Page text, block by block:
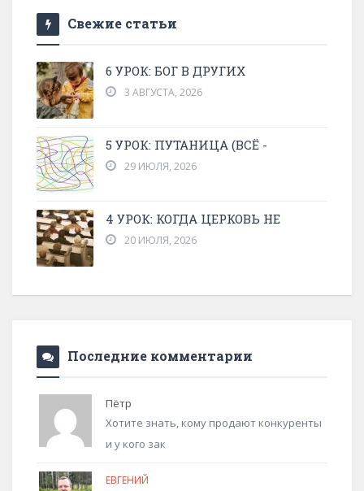
Свежие статьи
6 УРОК: БОГ В ДРУГИХ
3 АВГУСТА, 2026
5 УРОК: ПУТАНИЦА (ВСЁ -
29 ИЮЛЯ, 2026
4 УРОК: КОГДА ЦЕРКОВЬ НЕ
20 ИЮЛЯ, 2026
Последние комментарии
Пётр
Хотите знать, кому продают конкуренты
и у кого зак
ЕВГЕНИЙ